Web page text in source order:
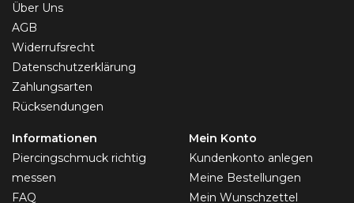
Über Uns
AGB
Widerrufsrecht
Datenschutzerklärung
Zahlungsarten
Rücksendungen
Informationen
Piercingschmuck richtig
messen
FAQ
Mein Konto
Kundenkonto anlegen
Meine Bestellungen
Mein Wunschzettel